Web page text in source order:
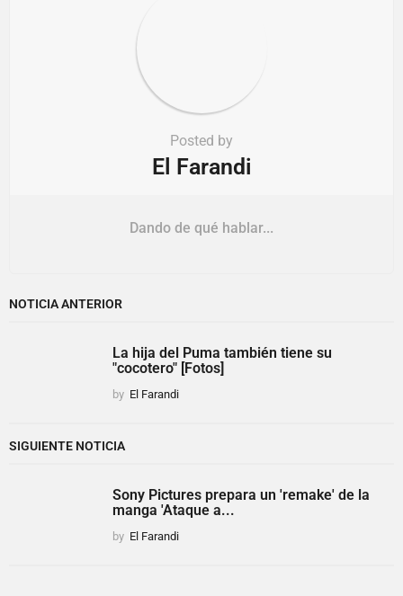
Posted by
El Farandi
Dando de qué hablar...
NOTICIA ANTERIOR
La hija del Puma también tiene su
"cocotero" [Fotos]
by El Farandi
SIGUIENTE NOTICIA
Sony Pictures prepara un 'remake' de la
manga 'Ataque a...
by El Farandi